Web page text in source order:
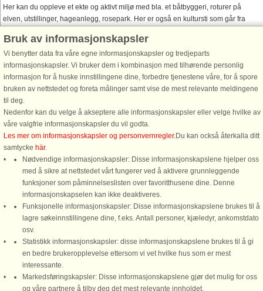
Her kan du oppleve et ekte og aktivt miljø med bla. et båtbyggeri, roturer på
elven, utstillinger, hageanlegg, rosepark. Her er også en kultursti som går fra
passerer du både gravhauger og andre kulturminner.
Helleristningene på Strand På Strand finner vi helleristninger, som kan
tilbakeføres til eldre steinalder, trolig for 5000-5500 år siden i den tiden
menneskene i Trøndelag levde av fiske og fangst.
Kjeungskjæret fyr
er et fredet, gammelt ærverdig fyr, og er det eneste åttekantede fyret i Norge.
Ledfyret ble oppført i 1880 og består av fyrtårn, naust og bro som går 20 m
utover sjøen til landingen.
Fiskeværet Halten Halten, som ligger nordøst i øygruppen Froan, og området
rundt har i uminnelige tider vært kjent for sine mange fiskegrunner og sitt gode
fiske. På 1800 tallet satte fiskerne opp rorbuer og Halten hadde sin storhetstid
frem til midten av 1900 tallet.
DanCenter A/S - Kronprinsensgade 3, 2. - 1114 København K - Danmark
Bruk av informasjonskapsler
Vi benytter data fra våre egne informasjonskapsler og tredjeparts
informasjonskapsler. Vi bruker dem i kombinasjon med tilhørende personlig
informasjon for å huske innstillingene dine, forbedre tjenestene våre, for å spore
bruken av nettstedet og foreta målinger samt vise de mest relevante meldingene
til deg.
Nedenfor kan du velge å akseptere alle informasjonskapsler eller velge hvilke av
våre valgfrie informasjonskapsler du vil godta.
Les mer om informasjonskapsler og personvernregler.Du kan också återkalla ditt
samtycke här.
Nødvendige informasjonskapsler: Disse informasjonskapslene hjelper oss
med å sikre at nettstedet vårt fungerer ved å aktivere grunnleggende
funksjoner som påminnelseslisten over favoritthusene dine. Denne
informasjonskapselen kan ikke deaktiveres.
Funksjonelle informasjonskapsler: Disse informasjonskapslene brukes til å
lagre søkeinnstillingene dine, f.eks. Antall personer, kjæledyr, ankomstdato
osv.
Statistikk informasjonskapsler: disse informasjonskapslene brukes til å gi
en bedre brukeropplevelse ettersom vi vet hvilke hus som er mest
interessante.
Markedsføringskapsler: Disse informasjonskapslene gjør det mulig for oss
og våre partnere å tilby deg det mest relevante innholdet.